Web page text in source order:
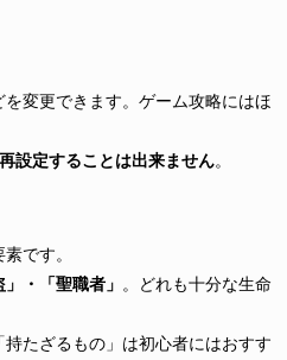
変更できます。ゲーム攻略にはほ
設定することは出来ません。
です。
」・「聖職者」 。どれも十分な生命
持たざるもの」は初心者にはおすす